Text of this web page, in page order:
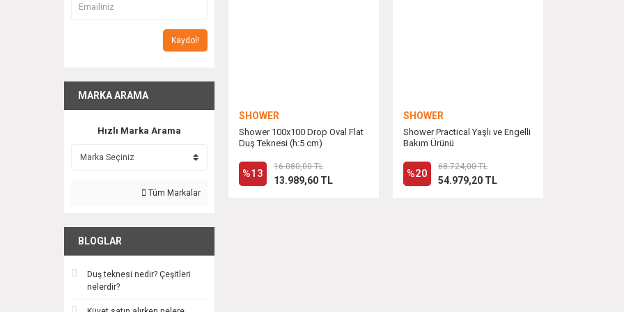
Kaydol!
MARKA ARAMA
Hızlı Marka Arama
Tüm Markalar
BLOGLAR
Duş teknesi nedir? Çeşitleri
nelerdir?
SHOWER
Shower 100x100 Drop Oval Flat
Duş Teknesi (h:5 cm)
%13
13.989,60 TL
16.080,00 TL
SHOWER
Shower Practical Yaşlı ve Engelli
Bakım Ürünü
%20
54.979,20 TL
68.724,00 TL